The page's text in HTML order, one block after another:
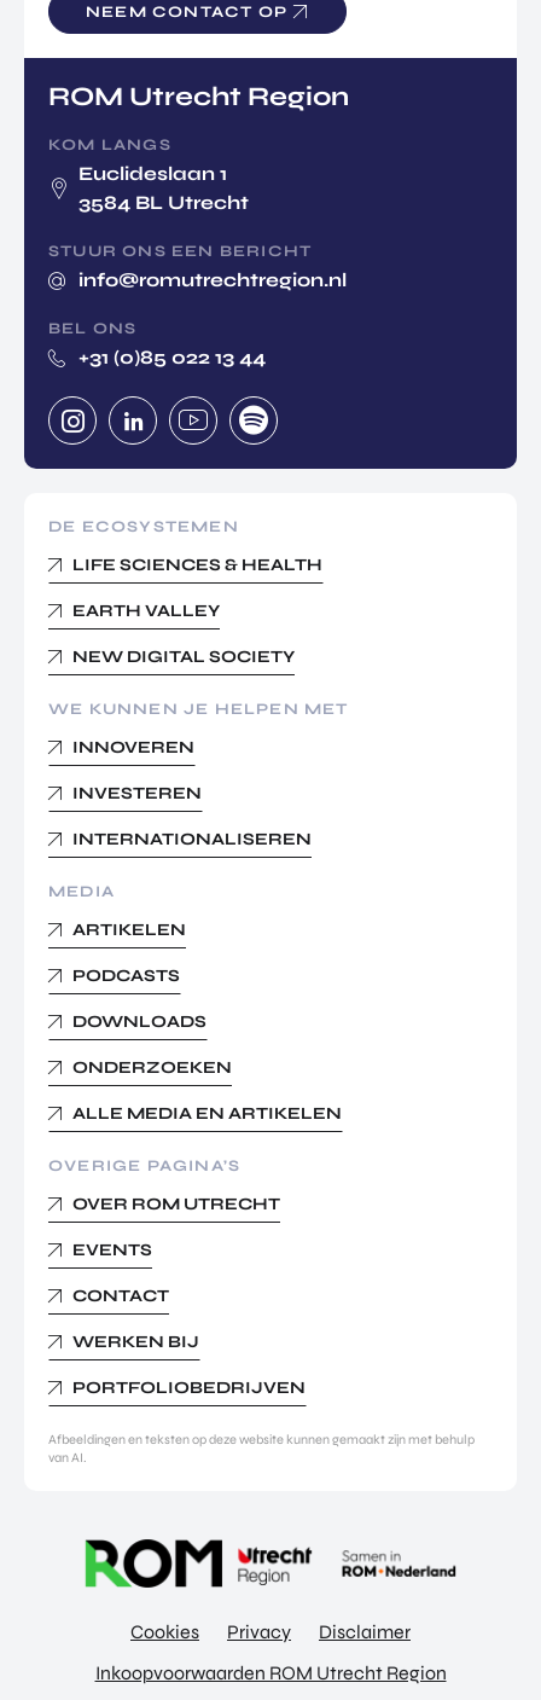
NEEM CONTACT OP
ROM Utrecht Region
KOM LANGS
Euclideslaan 1
3584 BL Utrecht
STUUR ONS EEN BERICHT
info@romutrechtregion.nl
BEL ONS
+31 (0)85 022 13 44
DE ECOSYSTEMEN
LIFE SCIENCES & HEALTH
EARTH VALLEY
NEW DIGITAL SOCIETY
WE KUNNEN JE HELPEN MET
INNOVEREN
INVESTEREN
INTERNATIONALISEREN
MEDIA
ARTIKELEN
PODCASTS
DOWNLOADS
ONDERZOEKEN
ALLE MEDIA EN ARTIKELEN
OVERIGE PAGINA’S
OVER ROM UTRECHT
EVENTS
CONTACT
WERKEN BIJ
PORTFOLIOBEDRIJVEN
Afbeeldingen en teksten op deze website kunnen gemaakt zijn met behulp
van AI.
Cookies Privacy
Disclaimer
Inkoopvoorwaarden ROM Utrecht Region